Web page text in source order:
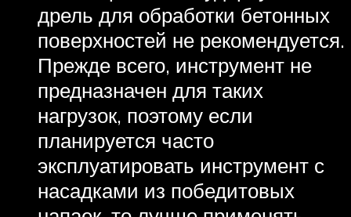
дрель для обработки бетонных
поверхностей не рекомендуется.
Прежде всего, инструмент не
предназначен для таких
нагрузок, поэтому если
планируется часто
эксплуатировать инструмент с
насадками из победитовых